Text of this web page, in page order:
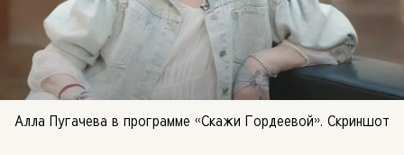
Алла Пугачева в программе «Скажи Гордеевой». Скриншот